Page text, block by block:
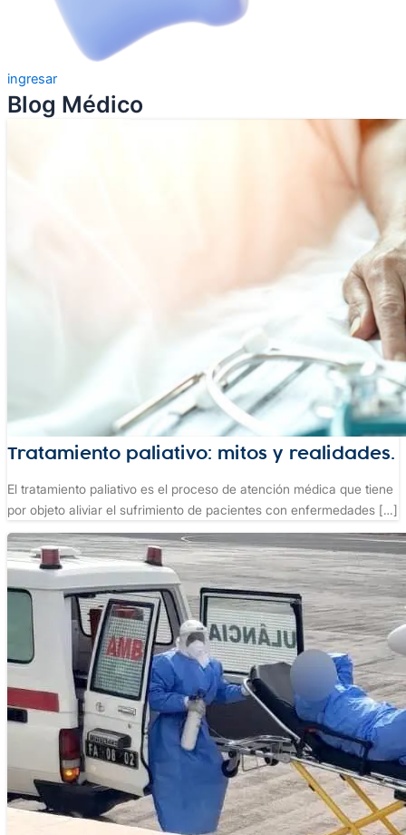
ingresar
Blog Médico
Tratamiento paliativo: mitos y realidades.
El tratamiento paliativo es el proceso de atención médica que tiene
por objeto aliviar el sufrimiento de pacientes con enfermedades […]